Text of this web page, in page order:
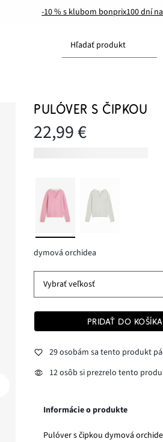
-10 % s klubom bonprix100 dní
Hľadať produkt
PULÓVER S ČIPKOU
22,99 €
dymová orchidea
Vybrať veľkosť
PRIDAŤ DO KOŠÍKA
29 osobám sa tento produkt
12 osôb si prezrelo tento
Informácie o produkte
Pulóver s čipkou dymová